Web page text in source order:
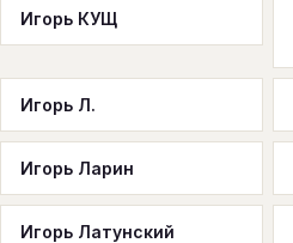
Игорь КУЩ
Игорь Л.
Игорь Ларин
Игорь Латунский